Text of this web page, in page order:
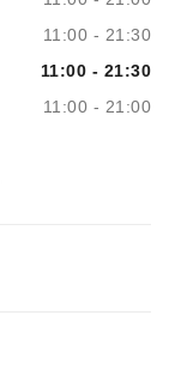
11:00 - 21:30
11:00 - 21:30
11:00 - 21:00